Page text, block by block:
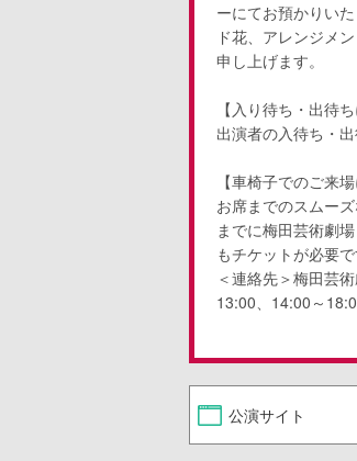
ーにてお預かりい
ド花、アレンジメ
申し上げます。
【入り待ち・出待
出演者の入待ち・
【車椅子でのご来
お席までのスムー
までに梅田芸術劇
もチケットが必要で
＜連絡先＞梅田芸
13:00、14:00～
公演サイト